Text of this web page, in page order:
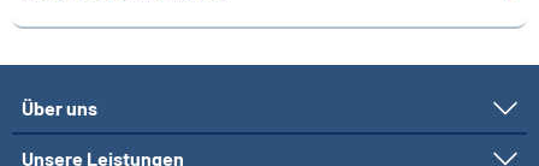
Über uns
Unsere Leistungen